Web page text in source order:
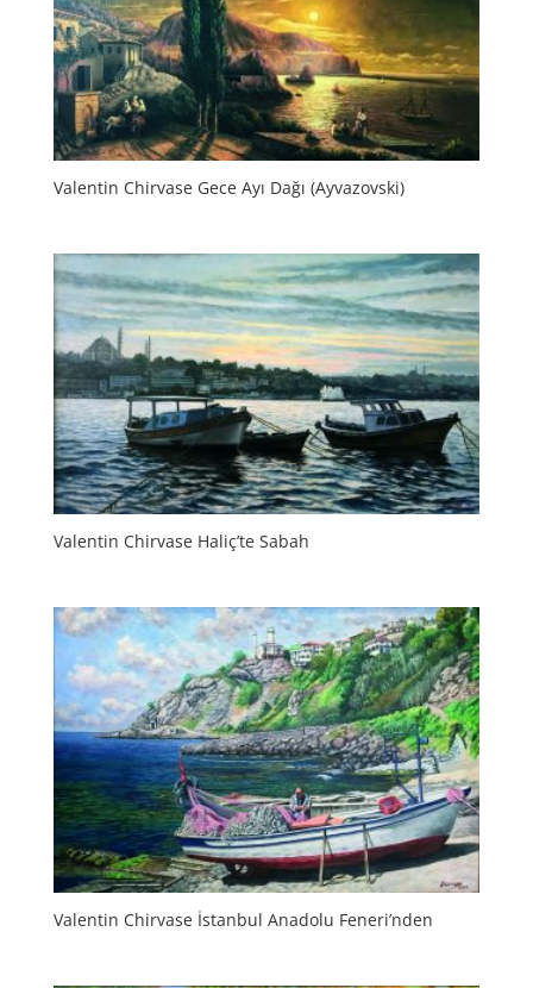
Valentin Chirvase Gece Ayı Dağı (Ayvazovski)
Valentin Chirvase Haliç’te Sabah
Valentin Chirvase İstanbul Anadolu Feneri’nden